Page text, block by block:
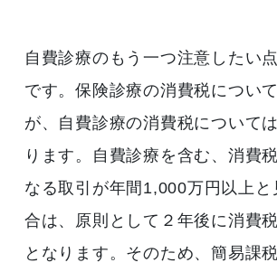
自費診療のもう一つ注意したい
です。保険診療の消費税につい
が、自費診療の消費税について
ります。自費診療を含む、消費
なる取引が年間1,000万円以上と
合は、原則として２年後に消費
となります。そのため、簡易課